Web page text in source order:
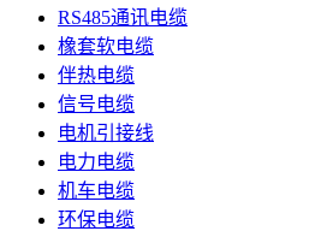
RS485通讯电缆
橡套软电缆
伴热电缆
信号电缆
电机引接线
电力电缆
机车电缆
环保电缆